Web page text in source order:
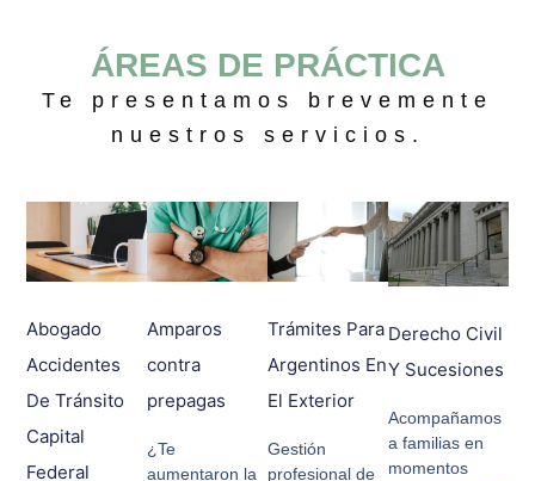
ÁREAS DE PRÁCTICA
Te presentamos brevemente
nuestros servicios.
Abogado
Accidentes
De Tránsito
Capital
Federal
Amparos
contra
prepagas
¿Te
aumentaron la
Trámites Para
Argentinos En
El Exterior
Gestión
profesional de
Derecho Civil
Y Sucesiones
Acompañamos
a familias en
momentos